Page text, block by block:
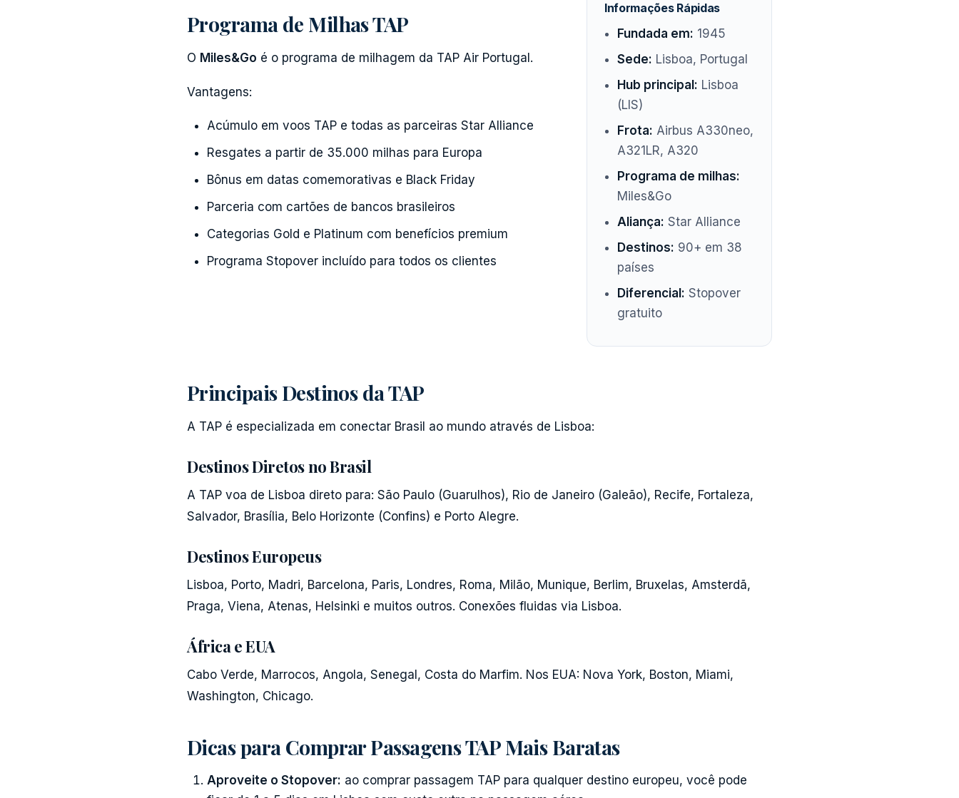
Programa de Milhas TAP
O Miles&Go é o programa de milhagem da TAP Air Portugal.
Vantagens:
Acúmulo em voos TAP e todas as parceiras Star Alliance
Resgates a partir de 35.000 milhas para Europa
Bônus em datas comemorativas e Black Friday
Parceria com cartões de bancos brasileiros
Categorias Gold e Platinum com benefícios premium
Programa Stopover incluído para todos os clientes
Informações Rápidas
Fundada em: 1945
Sede: Lisboa, Portugal
Hub principal: Lisboa
(LIS)
Frota: Airbus A330neo,
A321LR, A320
Programa de milhas:
Miles&Go
Aliança: Star Alliance
Destinos: 90+ em 38
países
Diferencial: Stopover
gratuito
Principais Destinos da TAP
A TAP é especializada em conectar Brasil ao mundo através de Lisboa:
Destinos Diretos no Brasil
A TAP voa de Lisboa direto para: São Paulo (Guarulhos), Rio de Janeiro (Galeão), Recife, Fortaleza,
Salvador, Brasília, Belo Horizonte (Confins) e Porto Alegre.
Destinos Europeus
Lisboa, Porto, Madri, Barcelona, Paris, Londres, Roma, Milão, Munique, Berlim, Bruxelas, Amsterdã,
Praga, Viena, Atenas, Helsinki e muitos outros. Conexões fluidas via Lisboa.
África e EUA
Cabo Verde, Marrocos, Angola, Senegal, Costa do Marfim. Nos EUA: Nova York, Boston, Miami,
Washington, Chicago.
Dicas para Comprar Passagens TAP Mais Baratas
Aproveite o Stopover: ao comprar passagem TAP para qualquer destino europeu, você pode